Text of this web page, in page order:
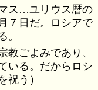
ス…ユリウス暦の
７日だ。ロシアで
。
教ごよみであり、
いる。だからロシ
祝う）